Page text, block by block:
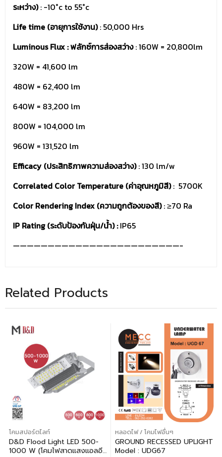
ระหว่าง): -10°c to 55°c
Life time (อายุการใช้งาน): 50,000 Hrs
Luminous Flux : ฟลักซ์การส่องสว่าง: 160W = 20,800lm
320W = 41,600 lm
480W = 62,400 lm
640W = 83,200 lm
800W = 104,000 lm
960W = 131,520 lm
Efficacy (ประสิทธิภาพความส่องสว่าง): 130 lm/w
Correlated Color Temperature (ค่าอุณหภูมิสี): 5700K
Color Rendering Index (ความถูกต้องของสี): ≥70 Ra
IP Rating (ระดับป้องกันฝุ่น/น้ำ) :IP65
————————————————————————-
Related Products
โคมสปอร์ตไลท์
D&D Flood Light LED 500-
1000 W (โคมไฟสาดแสงแอลอีดี
หลอดไฟ / โคมไฟอื่นๆ
GROUND RECESSED UPLIGHT
Model : UDG67